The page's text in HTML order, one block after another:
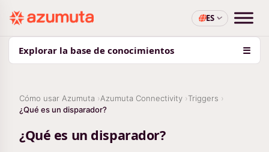
ES
Explorar la base de conocimientos ☰
Cómo usar Azumuta Azumuta Connectivity
Triggers
¿Qué es un disparador?
¿Qué es un disparador?